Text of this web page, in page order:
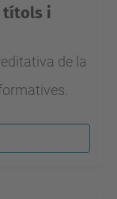
títols i
de la